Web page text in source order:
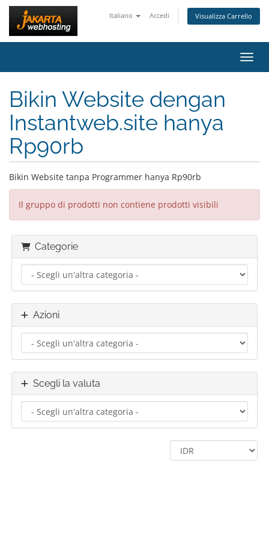
Italiano Accedi Visualizza Carrello
Bikin Website dengan
Instantweb.site hanya
Rp90rb
Bikin Website tanpa Programmer hanya Rp90rb
Il gruppo di prodotti non contiene prodotti visibili
Categorie
Azioni
Scegli la valuta